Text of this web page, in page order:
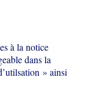
à la notice
dans la
» ainsi